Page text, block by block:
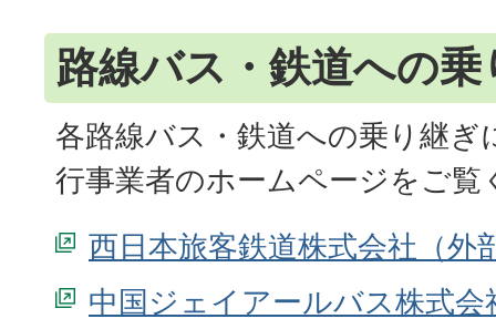
路線バス・鉄道への乗
各路線バス・鉄道への乗り継ぎ
行事業者のホームページをご覧
西日本旅客鉄道株式会社
中国ジェイアールバス株式会